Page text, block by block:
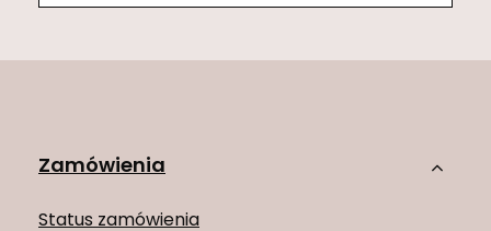
Zamówienia
Status zamówienia